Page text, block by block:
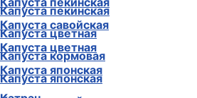
Капуста савойская
Капуста цветная
Капуста японская
Капуста пекинская
Капуста цветная
Капуста кормовая
Капуста японская